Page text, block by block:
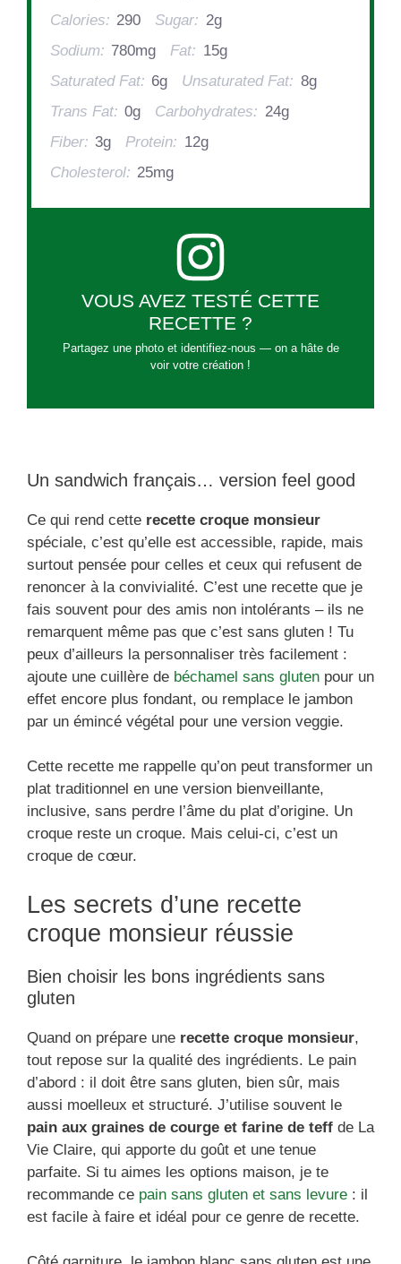
Calories: 290 Sugar: 2g
Sodium: 780mg Fat: 15g
Saturated Fat: 6g Unsaturated Fat: 8g
Trans Fat: 0g Carbohydrates: 24g
Fiber: 3g Protein: 12g
Cholesterol: 25mg
VOUS AVEZ TESTÉ CETTE
RECETTE ?
Partagez une photo et identifiez-nous — on a hâte de
voir votre création !
Un sandwich français… version feel good
Ce qui rend cette recette croque monsieur
spéciale, c’est qu’elle est accessible, rapide, mais
surtout pensée pour celles et ceux qui refusent de
renoncer à la convivialité. C’est une recette que je
fais souvent pour des amis non intolérants – ils ne
remarquent même pas que c’est sans gluten ! Tu
peux d’ailleurs la personnaliser très facilement :
ajoute une cuillère de béchamel sans gluten pour un
effet encore plus fondant, ou remplace le jambon
par un émincé végétal pour une version veggie.
Cette recette me rappelle qu’on peut transformer un
plat traditionnel en une version bienveillante,
inclusive, sans perdre l’âme du plat d’origine. Un
croque reste un croque. Mais celui-ci, c’est un
croque de cœur.
Les secrets d’une recette
croque monsieur réussie
Bien choisir les bons ingrédients sans
gluten
Quand on prépare une recette croque monsieur,
tout repose sur la qualité des ingrédients. Le pain
d’abord : il doit être sans gluten, bien sûr, mais
aussi moelleux et structuré. J’utilise souvent le
pain aux graines de courge et farine de teff de La
Vie Claire, qui apporte du goût et une tenue
parfaite. Si tu aimes les options maison, je te
recommande ce pain sans gluten et sans levure : il
est facile à faire et idéal pour ce genre de recette.